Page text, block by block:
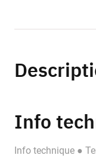
Info
Info technique ●